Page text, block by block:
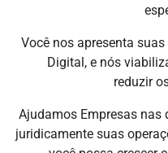
Você nos apresenta
Digital, e nós
reduzir
Ajudamos Empresas nas
juridicamente suas